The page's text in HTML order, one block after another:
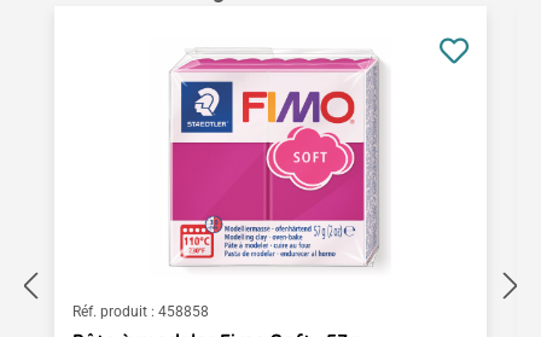
Réf. produit : 458858